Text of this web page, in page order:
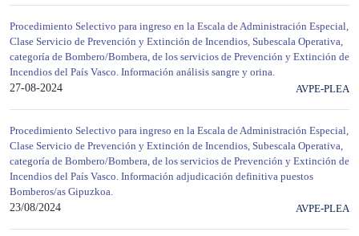
Procedimiento Selectivo para ingreso en la Escala de Administración Especial,
Clase Servicio de Prevención y Extinción de Incendios, Subescala Operativa,
categoría de Bombero/Bombera, de los servicios de Prevención y Extinción de
Incendios del País Vasco. Información análisis sangre y orina.
27-08-2024
AVPE-PLEA
Procedimiento Selectivo para ingreso en la Escala de Administración Especial,
Clase Servicio de Prevención y Extinción de Incendios, Subescala Operativa,
categoría de Bombero/Bombera, de los servicios de Prevención y Extinción de
Incendios del País Vasco. Información adjudicación definitiva puestos
Bomberos/as Gipuzkoa.
23/08/2024
AVPE-PLEA